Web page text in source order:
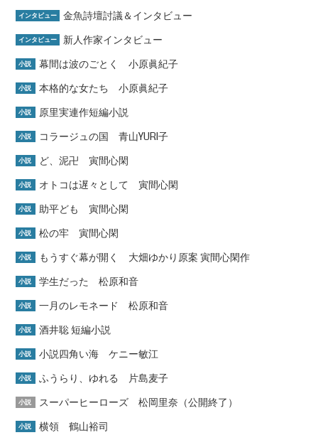
インタビュー 金魚詩壇討議＆インタビュー
インタビュー 新人作家インタビュー
小説 幕間は波のごとく 小原眞紀子
小説 本格的な女たち 小原眞紀子
小説 原里実連作短編小説
小説 コラージュの国 青山YURI子
小説 ど、泥卍 寅間心閑
小説 オトコは遅々として 寅間心閑
小説 助平ども 寅間心閑
小説 松の牢 寅間心閑
小説 もうすぐ幕が開く 大畑ゆかり原案 寅間心閑作
小説 学生だった 松原和音
小説 一月のレモネード 松原和音
小説 酒井聡 短編小説
小説 小説四角い海 ケニー敏江
小説 ふうらり、ゆれる 片島麦子
小説 スーパーヒーローズ 松岡里奈（公開終了）
小説 横領 鶴山裕司